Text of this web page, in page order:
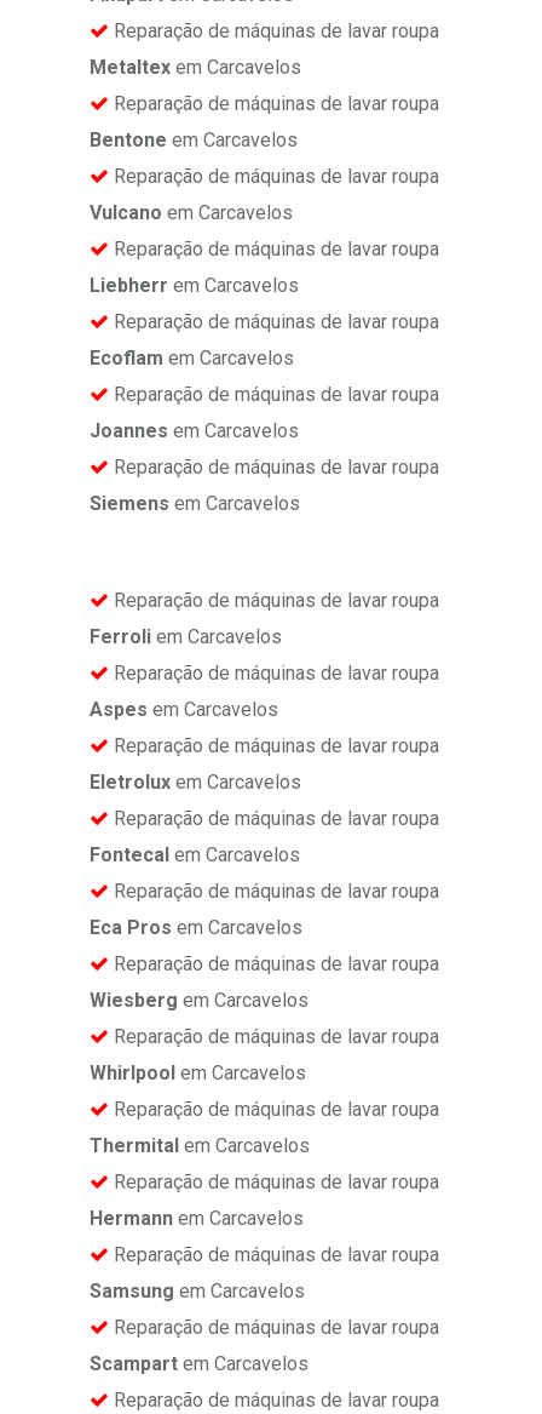
Reparação de máquinas de lavar roupa
Metaltex em Carcavelos
Reparação de máquinas de lavar roupa
Bentone em Carcavelos
Reparação de máquinas de lavar roupa
Vulcano em Carcavelos
Reparação de máquinas de lavar roupa
Liebherr em Carcavelos
Reparação de máquinas de lavar roupa
Ecoflam em Carcavelos
Reparação de máquinas de lavar roupa
Joannes em Carcavelos
Reparação de máquinas de lavar roupa
Siemens em Carcavelos
Reparação de máquinas de lavar roupa
Ferroli em Carcavelos
Reparação de máquinas de lavar roupa
Aspes em Carcavelos
Reparação de máquinas de lavar roupa
Eletrolux em Carcavelos
Reparação de máquinas de lavar roupa
Fontecal em Carcavelos
Reparação de máquinas de lavar roupa
Eca Pros em Carcavelos
Reparação de máquinas de lavar roupa
Wiesberg em Carcavelos
Reparação de máquinas de lavar roupa
Whirlpool em Carcavelos
Reparação de máquinas de lavar roupa
Thermital em Carcavelos
Reparação de máquinas de lavar roupa
Hermann em Carcavelos
Reparação de máquinas de lavar roupa
Samsung em Carcavelos
Reparação de máquinas de lavar roupa
Scampart em Carcavelos
Reparação de máquinas de lavar roupa